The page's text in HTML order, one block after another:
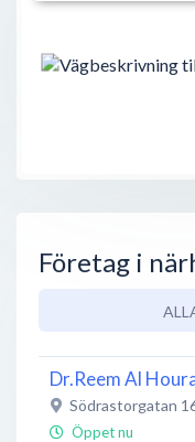
Företag i
Dr.Reem Al
Södrastorgatan
Öppet nu